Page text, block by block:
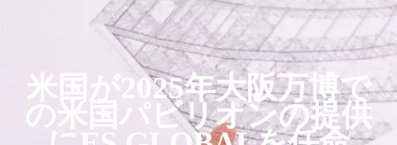
米国が2025年大阪万博で
の米国パビリオンの提供